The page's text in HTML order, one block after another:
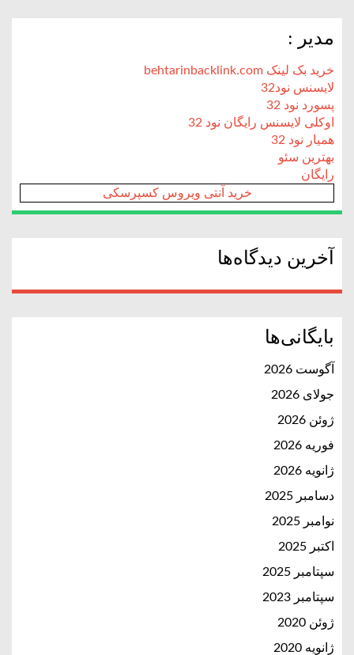
مدیر :
خرید بک لینک behtarinbacklink.com
لایسنس نود32
پسورد نود 32
اوکلی لایسنس رایگان نود 32
همیار نود 32
بهترین سئو
رایگان
خرید آنتی ویروس کسپرسکی
آخرین دیدگاه‌ها
بایگانی‌ها
آگوست 2026
جولای 2026
ژوئن 2026
فوریه 2026
ژانویه 2026
دسامبر 2025
نوامبر 2025
اکتبر 2025
سپتامبر 2025
سپتامبر 2023
ژوئن 2020
ژانویه 2020